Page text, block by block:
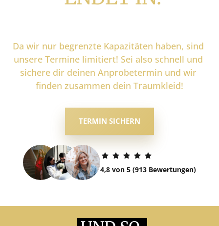
Da wir nur begrenzte Kapazitäten haben,
unsere Termine limitiert! Sei also schnell
sichere dir deinen Anprobetermin und
finden zusammen dein Traumkleid!
TERMIN SICHERN
4,8 von 5 (913 Bewertungen)